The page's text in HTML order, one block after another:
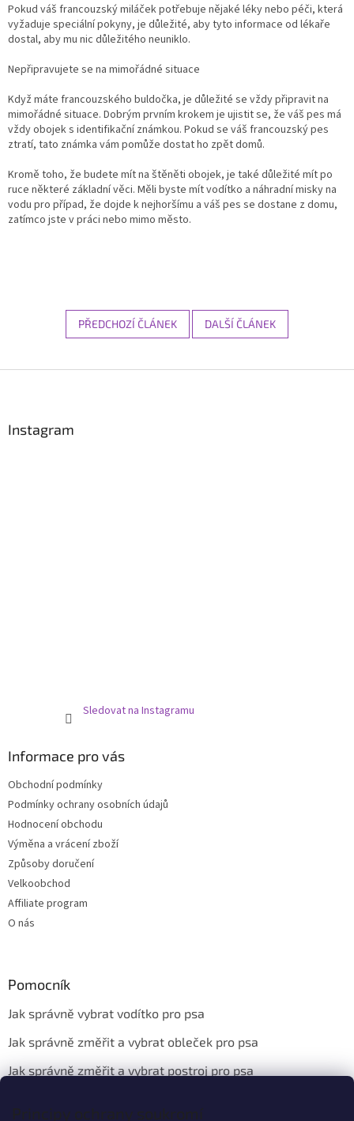
Principy ochrany soukromí
Pokud váš francouzský miláček potřebuje nějaké léky nebo péči, která
vyžaduje speciální pokyny, je důležité, aby tyto informace od lékaře
dostal, aby mu nic důležitého neuniklo.
Nepřipravujete se na mimořádné situace
Když máte francouzského buldočka, je důležité se vždy připravit na
mimořádné situace. Dobrým prvním krokem je ujistit se, že váš pes má
vždy obojek s identifikační známkou. Pokud se váš francouzský pes
ztratí, tato známka vám pomůže dostat ho zpět domů.
Kromě toho, že budete mít na štěněti obojek, je také důležité mít po
ruce některé základní věci. Měli byste mít vodítko a náhradní misky na
vodu pro případ, že dojde k nejhoršímu a váš pes se dostane z domu,
zatímco jste v práci nebo mimo město.
PŘEDCHOZÍ ČLÁNEK DALŠÍ ČLÁNEK
Instagram
Sledovat na Instagramu
Informace pro vás
Obchodní podmínky
Podmínky ochrany osobních údajů
Hodnocení obchodu
Výměna a vrácení zboží
Způsoby doručení
Velkoobchod
Affiliate program
O nás
Pomocník
Jak správně vybrat vodítko pro psa
Jak správně změřit a vybrat obleček pro psa
Jak správně změřit a vybrat postroj pro psa